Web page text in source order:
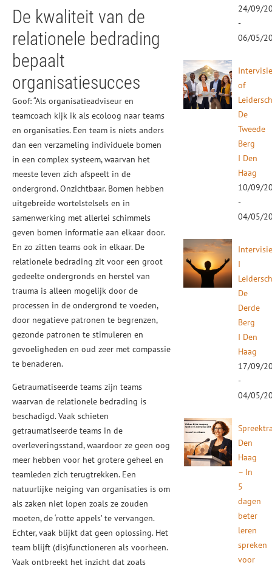
De kwaliteit van de
relationele bedrading
bepaalt
organisatiesucces
Goof: “Als organisatieadviseur en
teamcoach kijk ik als ecoloog naar teams
en organisaties. Een team is niets anders
dan een verzameling individuele bomen
in een complex systeem, waarvan het
meeste leven zich afspeelt in de
ondergrond. Onzichtbaar. Bomen hebben
uitgebreide wortelstelsels en in
samenwerking met allerlei schimmels
geven bomen informatie aan elkaar door.
En zo zitten teams ook in elkaar. De
relationele bedrading zit voor een groot
gedeelte ondergronds en herstel van
trauma is alleen mogelijk door de
processen in de ondergrond te voeden,
door negatieve patronen te begrenzen,
gezonde patronen te stimuleren en
gevoeligheden en oud zeer met compassie
te benaderen.
Getraumatiseerde teams zijn teams
waarvan de relationele bedrading is
beschadigd. Vaak schieten
getraumatiseerde teams in de
overleveringsstand, waardoor ze geen oog
meer hebben voor het grotere geheel en
teamleden zich terugtrekken. Een
natuurlijke neiging van organisaties is om
als zaken niet lopen zoals ze zouden
moeten, de ‘rotte appels’ te vervangen.
Echter, vaak blijkt dat geen oplossing. Het
team blijft (dis)functioneren als voorheen.
Vaak ontbreekt het inzicht dat zoals
24/09/
-
06/05/
of
De
Tweede
Berg
I Den
Haag
10/09/
-
04/05/
I
De
Derde
Berg
I Den
Haag
17/09/
-
04/05/
Den
Haag
– In
5
dagen
beter
leren
spreken
voor